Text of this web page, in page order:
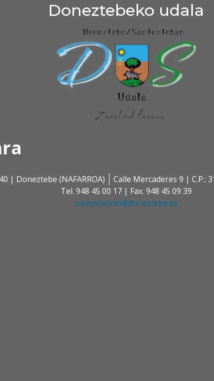
Doneztebeko udala
| Doneztebe (NAFARROA)
Calle Mercaderes 9 | C.P.:
Tel. 948 45 00 17 | Fax. 948 45 09 39
santesteban@doneztebe.es